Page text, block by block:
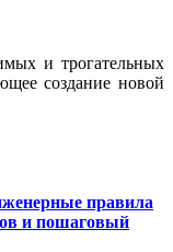
и трогательных
создание новой
правила
и пошаговый